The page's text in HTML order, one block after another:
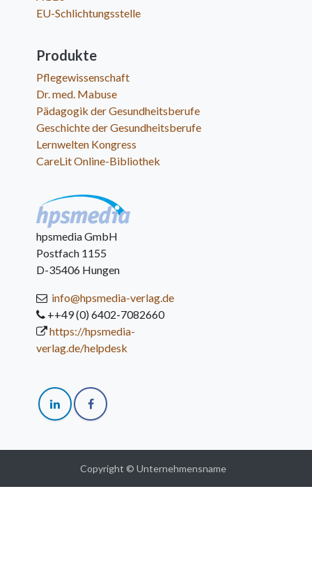
EU-Schlichtungsstelle
Produkte
Pflegewissenschaft
Dr. med. Mabuse
Pädagogik der Gesundheitsberufe
Geschichte der Gesundheitsberufe
Lernwelten Kongress
CareLit Online-Bibliothek
hpsmedia GmbH
Postfach 1155
D-35406 Hungen
info@hpsmedia-verlag.de
++49 (0) 6402-7082660
https://hpsmedia-
verlag.de/helpdesk
Copyright © Unternehmensname